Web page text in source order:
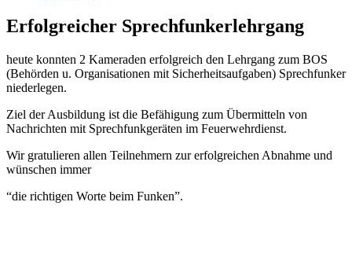
Erfolgreicher Sprechfunkerlehrgang
heute konnten 2 Kameraden erfolgreich den Lehrgang zum BOS
(Behörden u. Organisationen mit Sicherheitsaufgaben) Sprechfunker
niederlegen.
Ziel der Ausbildung ist die Befähigung zum Übermitteln von
Nachrichten mit Sprechfunkgeräten im Feuerwehrdienst.
Wir gratulieren allen Teilnehmern zur erfolgreichen Abnahme und
wünschen immer
“die richtigen Worte beim Funken”.